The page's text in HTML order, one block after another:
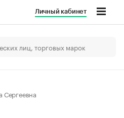
Личный кабинет
Сергеевна